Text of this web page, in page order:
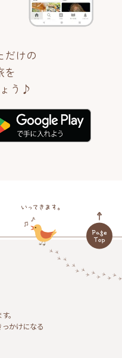
だけの
を
う♪
。
かけになる